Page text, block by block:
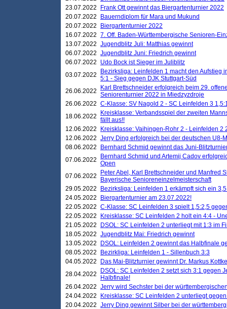
23.07.2022
Frank Ott gewinnt das Biergartenturnier 2022
20.07.2022
Bauerndiplom für Mara und Mukund
20.07.2022
Biergartenturnier 2022
16.07.2022 7. Off. Baden-Württembergische Senioren-
13.07.2022 Jugendblitz Juli: Matthias gewinnt
06.07.2022 Jugendblitz Juni: Friedrich gewinnt
06.07.2022
Udo Bock ist Sieger im Juliblitz
03.07.2022
Bezirksliga: Leinfelden 1 macht den Aufstieg
5:1 - Sieg gegen DJK Stuttgart-Süd
26.06.2022
Karl Brettschneider erfolgreich beim 29.
Seniorenturnier 2022 in Miedzyzdroje
26.06.2022 C-Klasse: SV Nagold 2 - SC Leinfelden 3
18.06.2022
Kreisklasse: Verbandsspiel der zweiten
fällt aus!!
12.06.2022
Kreisklasse: Vaihingen-Rohr 2 - Leinfelden 2
12.06.2022 Jerry Ding erfolgreich bei der deutschen U8-
08.06.2022
Bernhard Schmid gewinnt das Juni-
07.06.2022
Bernhard Schmid und Artemij Cadov
Open
07.06.2022
Peter Abel, Karl Brettschneider und Manfred
Bayerische Senioreneinzelmeisterschaft
29.05.2022
Bezirksliga: Leinfelden 1 erkämpft sich ein
24.05.2022
Biergartenturnier am 23.07.2022!
22.05.2022 C-Klasse: SC Leinfelden 3 spielt 1,5:2,5
22.05.2022
Kreisklasse: SC Leinfelden 2 holt ein 4:4 -
21.05.2022
DSOL: SC Leinfelden 2 unterliegt mit 1:3 im
18.05.2022 Jugendblitz Mai: Friedrich gewinnt
13.05.2022
DSOL: Leinfelden 2 gewinnt das Halbfinale
08.05.2022
Bezirkliga: Leinfelden 1 - Sillenbuch 3:3
04.05.2022
Das Mai-Blitzturnier gewinnt Dr. Markus
28.04.2022
DSOL: SC Leinfelden 2 setzt sich 3:1 gegen
Halbfinale!
26.04.2022 Jerry wird Sechster bei der
24.04.2022
Kreisklasse: SC Leinfelden 2 unterliegt
20.04.2022 Jerry Ding gewinnt Silber bei der